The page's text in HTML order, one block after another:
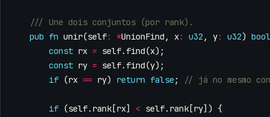
pub fn unir(self: *UnionFind , x: u32 , y: u32) bool
const rx = self. find(x);
const ry = self. find(y);
if (rx == ry) return false ;
if (self. rank [rx] < self. rank [ry]) {